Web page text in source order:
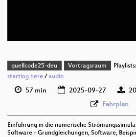
quellcode25-deu Vortragsraum Playlists:
starting here /audio
57 min 2025-09-27
Fahrplan
Einführung in die numerische
Software - Grundgleichungen, Software,